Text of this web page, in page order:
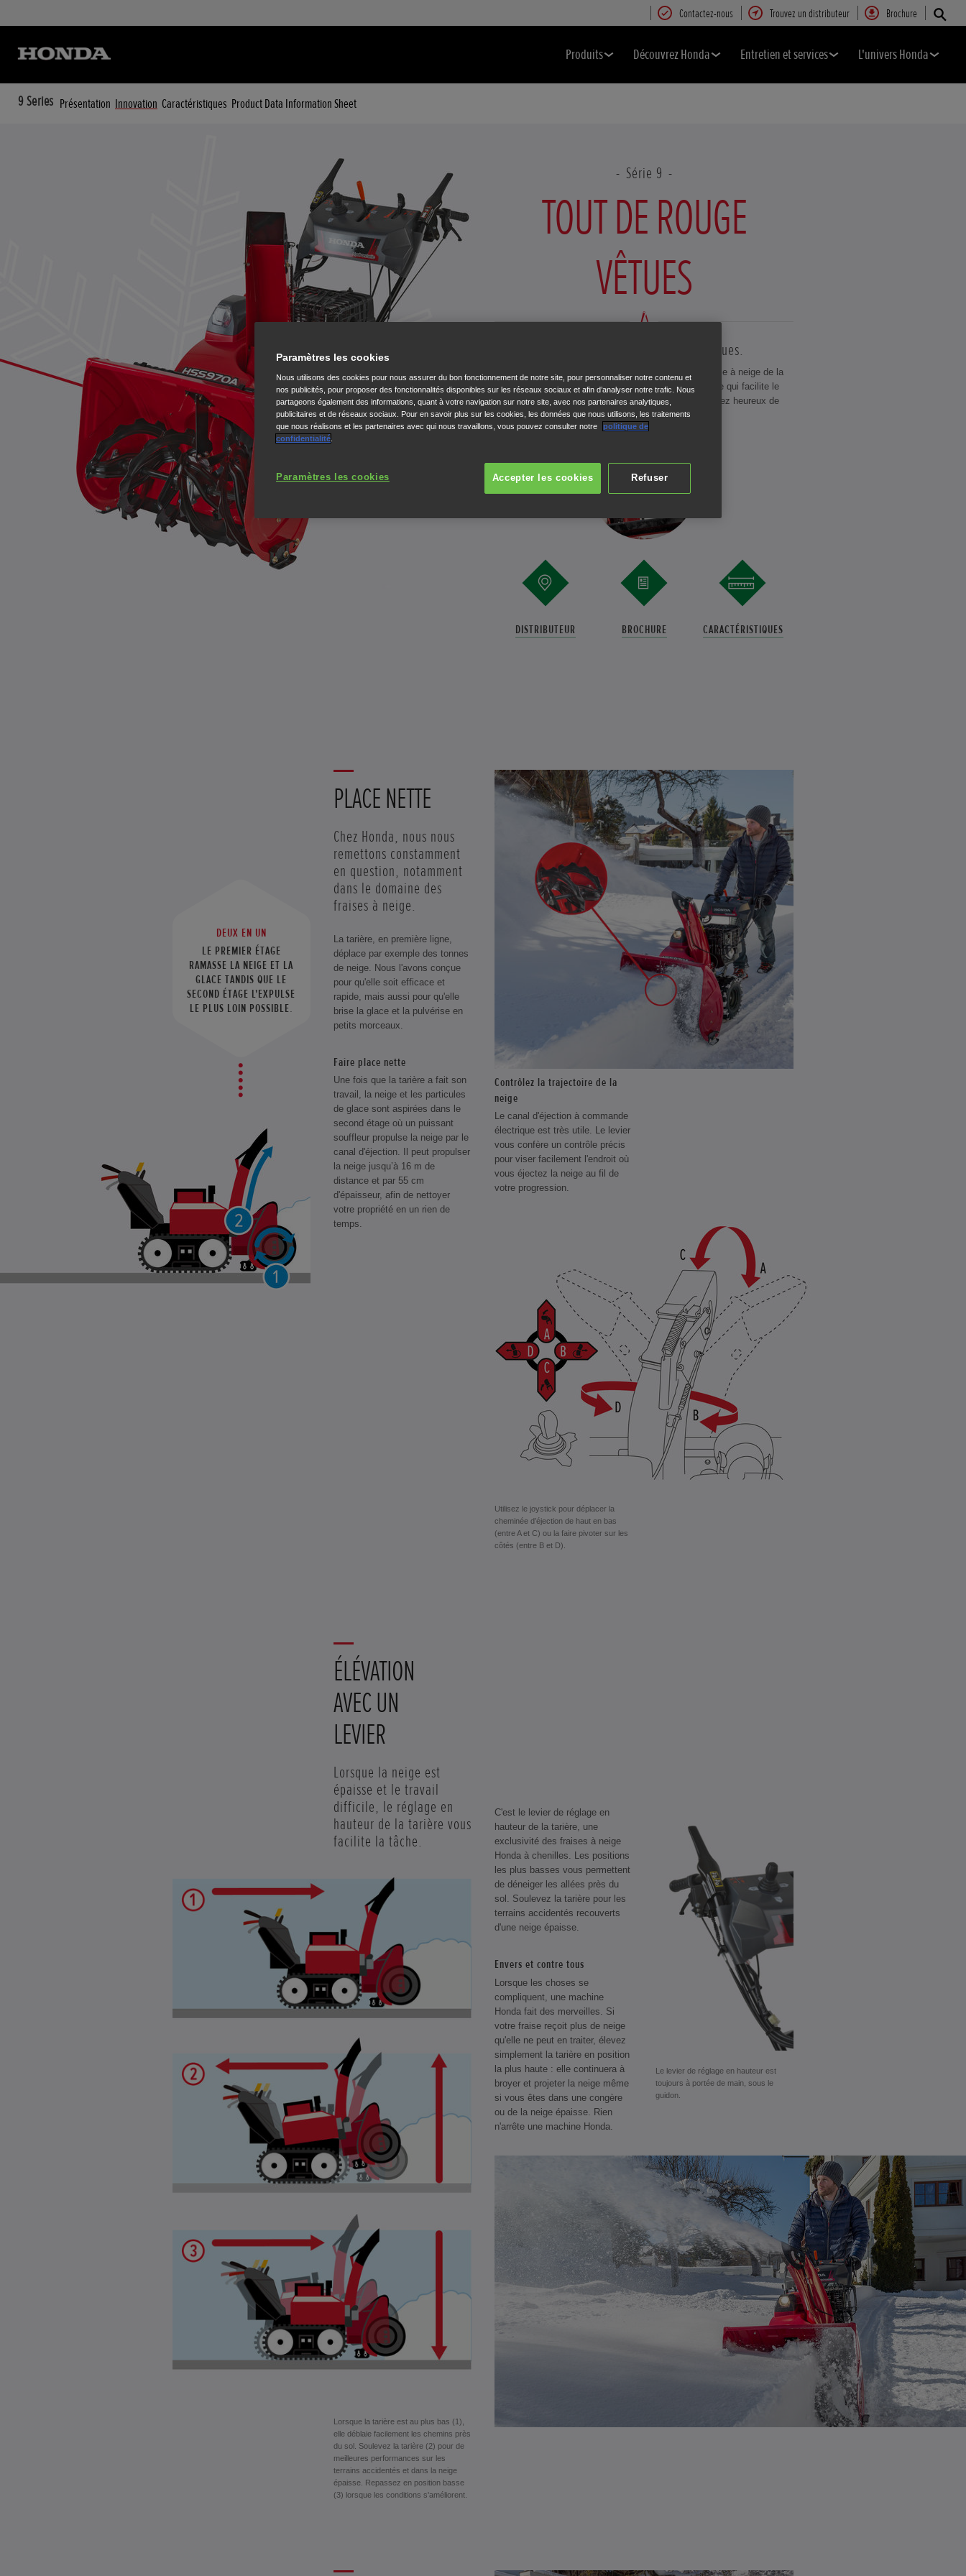
Contactez-nous Trouvez un distributeur Brochure
Produits Découvrez Honda Entretien et services L'univers Honda
9 Series Présentation Innovation Caractéristiques Product Data Information Sheet
Série 9
TOUT DE ROUGE
VÊTUES
Dotée de précieuses caractéristiques.
Prévue pour un usage privé et professionnel, la fraise à neige de la
série 9 Honda est dotée d'une technologie de pointe qui facilite le
déneigement. Par fortes chutes de neige, vous serez heureux de
posséder une fraise à neige Honda.
DISTRIBUTEUR BROCHURE CARACTÉRISTIQUES
PLACE NETTE
Chez Honda, nous nous
remettons constamment
en question, notamment
dans le domaine des
fraises à neige.
La tarière, en première ligne,
déplace par exemple des tonnes
de neige. Nous l'avons conçue
pour qu'elle soit efficace et
rapide, mais aussi pour qu'elle
brise la glace et la pulvérise en
petits morceaux.
Faire place nette
Une fois que la tarière a fait son
travail, la neige et les particules
de glace sont aspirées dans le
second étage où un puissant
souffleur propulse la neige par le
canal d'éjection. Il peut propulser
la neige jusqu’à 16 m de
distance et par 55 cm
d'épaisseur, afin de nettoyer
votre propriété en un rien de
temps.
DEUX EN UN
LE PREMIER ÉTAGE
RAMASSE LA NEIGE ET LA
GLACE TANDIS QUE LE
SECOND ÉTAGE L'EXPULSE
LE PLUS LOIN POSSIBLE.
Contrôlez la trajectoire de la
neige
Le canal d'éjection à commande
électrique est très utile. Le levier
vous confère un contrôle précis
pour viser facilement l'endroit où
vous éjectez la neige au fil de
votre progression.
Utilisez le joystick pour déplacer la
cheminée d’éjection de haut en bas
(entre A et C) ou la faire pivoter sur les
côtés (entre B et D).
ÉLÉVATION
AVEC UN
LEVIER
Lorsque la neige est
épaisse et le travail
difficile, le réglage en
hauteur de la tarière vous
facilite la tâche.
Lorsque la tarière est au plus bas (1),
elle déblaie facilement les chemins près
du sol. Soulevez la tarière (2) pour de
meilleures performances sur les
terrains accidentés et dans la neige
épaisse. Repassez en position basse
(3) lorsque les conditions s'améliorent.
C'est le levier de réglage en
hauteur de la tarière, une
exclusivité des fraises à neige
Honda à chenilles. Les positions
les plus basses vous permettent
de déneiger les allées près du
sol. Soulevez la tarière pour les
terrains accidentés recouverts
d'une neige épaisse.
Envers et contre tous
Lorsque les choses se
compliquent, une machine
Honda fait des merveilles. Si
votre fraise reçoit plus de neige
qu'elle ne peut en traiter, élevez
simplement la tarière en position
la plus haute : elle continuera à
broyer et projeter la neige même
si vous êtes dans une congère
ou de la neige épaisse. Rien
n'arrête une machine Honda.
Le levier de réglage en hauteur est
toujours à portée de main, sous le
guidon.
Paramètres les cookies
Nous utilisons des cookies pour nous assurer du bon fonctionnement de notre site, pour personnaliser notre contenu et
nos publicités, pour proposer des fonctionnalités disponibles sur les réseaux sociaux et afin d’analyser notre trafic. Nous
partageons également des informations, quant à votre navigation sur notre site, avec nos partenaires analytiques,
publicitaires et de réseaux sociaux. Pour en savoir plus sur les cookies, les données que nous utilisons, les traitements
que nous réalisons et les partenaires avec qui nous travaillons, vous pouvez consulter notre
politique de
confidentialité
Refuser
Accepter les cookies
Paramètres les cookies